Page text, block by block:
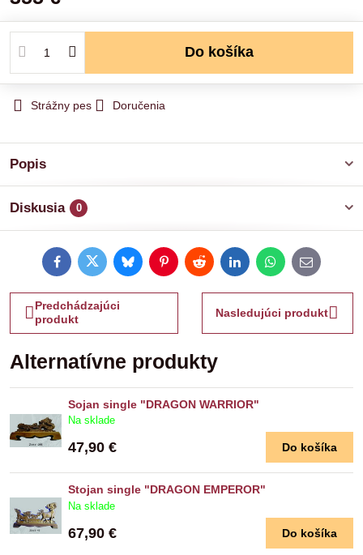
Do košíka
Strážny pes Doručenia
Popis
Diskusia 0
FacebookTwitterBlueskyPinterestRedditLinkedInWhatsApp
E-
mail
Predchádzajúci
produkt
Nasledujúci produkt
Alternatívne produkty
Sojan single "DRAGON WARRIOR"
Na sklade
47,90 € Do košíka
Stojan single "DRAGON EMPEROR"
Na sklade
67,90 € Do košíka